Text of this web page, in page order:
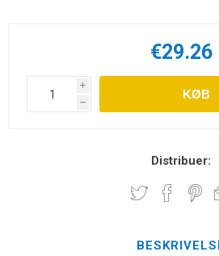
€29.26
i
h
KØB
Distribuer: